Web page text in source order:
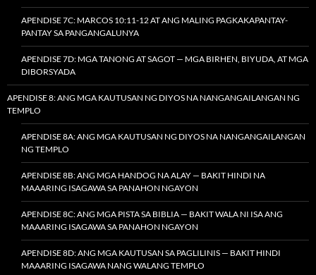
APENDISE 7C: MARCOS 10:11-12 AT ANG MALING PAGKAKAPANTAY-
PANTAY SA PANGANGALUNYA
APENDISE 7D: MGA TANONG AT SAGOT — MGA BIRHEN, BIYUDA, AT MGA
DIBORSYADA
APENDISE 8: ANG MGA KAUTUSAN NG DIYOS NA NANGANGAILANGAN NG
TEMPLO
APENDISE 8A: ANG MGA KAUTUSAN NG DIYOS NA NANGANGAILANGAN
NG TEMPLO
APENDISE 8B: ANG MGA HANDOG NA ALAY — BAKIT HINDI NA
MAAARING ISAGAWA SA PANAHON NGAYON
APENDISE 8C: ANG MGA PISTA SA BIBLIA — BAKIT WALA NI ISA ANG
MAAARING ISAGAWA SA PANAHON NGAYON
APENDISE 8D: ANG MGA KAUTUSAN SA PAGLILINIS — BAKIT HINDI
MAAARING ISAGAWA NANG WALANG TEMPLO